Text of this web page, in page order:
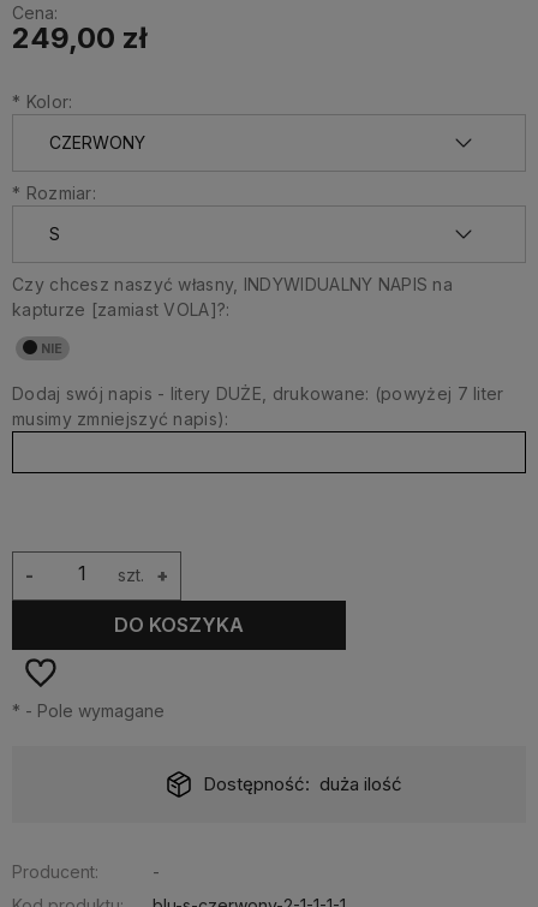
Cena:
249,00 zł
* Kolor:
* Rozmiar:
Czy chcesz naszyć własny, INDYWIDUALNY NAPIS na
kapturze [zamiast VOLA]?:
Dodaj swój napis - litery DUŻE, drukowane: (powyżej 7 liter
musimy zmniejszyć napis):
szt. +
-
DO KOSZYKA
* - Pole wymagane
Dostępność: duża ilość
Producent:
-